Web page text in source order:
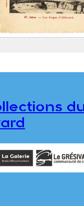
d’Allevard